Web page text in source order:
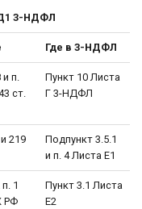
Д1 3-НДФЛ
Где в 3-НДФЛ
и п.
ст.
Пункт 10 Листа
Г 3-НДФЛ
219
Подпункт 3.5.1
и п. 4 Листа Е1
1
РФ
Пункт 3.1 Листа
Е2